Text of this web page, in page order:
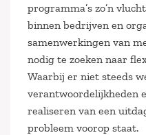
programma’s zo’n
binnen bedrijven en
samenwerkingen van
nodig te zoeken naar
Waarbij er niet steeds
verantwoordelijkheden
realiseren van een
probleem voorop staat.